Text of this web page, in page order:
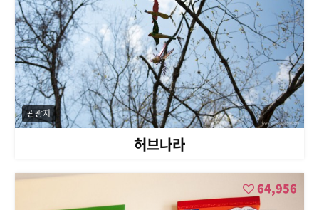
허브나라
관광지
64,956